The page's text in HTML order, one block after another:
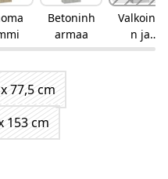
Betoninh
armaa
Valkoine
n ja
Sonoma-
77,5 cm
153 cm